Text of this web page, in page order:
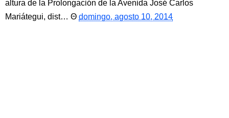
altura de la Prolongación de la Avenida José Carlos
Mariátegui, dist…
domingo, agosto 10, 2014